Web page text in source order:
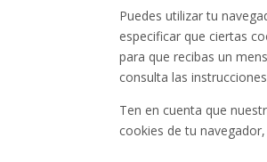
Puedes utilizar tu
especificar que ciertas
para que recibas un
consulta las
Ten en cuenta que
cookies de tu